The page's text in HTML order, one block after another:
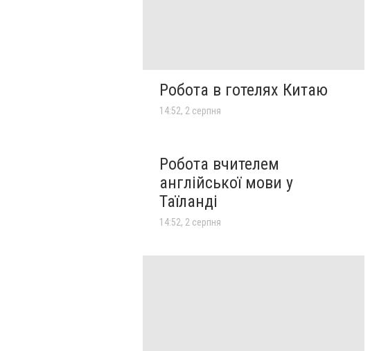
Робота в готелях Китаю
14:52, 2 серпня
Робота вчителем
англійської мови у
Таїланді
14:52, 2 серпня